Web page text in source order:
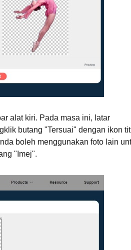
alat kiri. Pada masa ini, latar
butang "Tersuai" dengan ikon
boleh menggunakan foto lain
"Imej".